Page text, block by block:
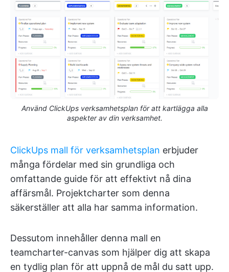
Använd ClickUps verksamhetsplan för att kartlägga alla
aspekter av din verksamhet.
ClickUps mall för verksamhetsplan erbjuder
många fördelar med sin grundliga och
omfattande guide för att effektivt nå dina
affärsmål. Projektcharter som denna
säkerställer att alla har samma information.
Dessutom innehåller denna mall en
teamcharter-canvas som hjälper dig att skapa
en tydlig plan för att uppnå de mål du satt upp.